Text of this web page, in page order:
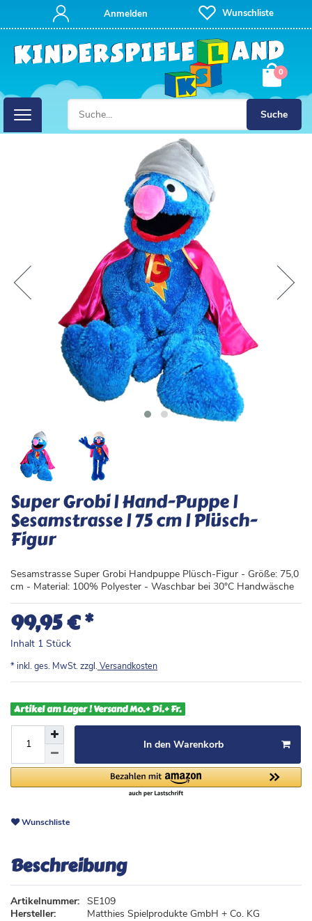
Suche
Anmelden Wunschliste
0
Super Grobi | Hand-Puppe |
Sesamstrasse | 75 cm | Plüsch-
Figur
Sesamstrasse Super Grobi Handpuppe Plüsch-Figur - Größe: 75,0
cm - Material: 100% Polyester - Waschbar bei 30°C Handwäsche
99,95 €*
Inhalt 1 Stück
* inkl. ges. MwSt. zzgl. Versandkosten
Artikel am Lager ! Versand Mo.+ Di.+ Fr.
In den Warenkorb
Wunschliste
Beschreibung
Artikelnummer: SE109
Hersteller:
Matthies Spielprodukte GmbH + Co. KG